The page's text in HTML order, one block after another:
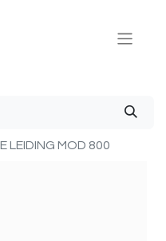
LEIDING MOD 800